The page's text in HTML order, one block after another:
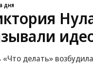
дня
«Что делать»